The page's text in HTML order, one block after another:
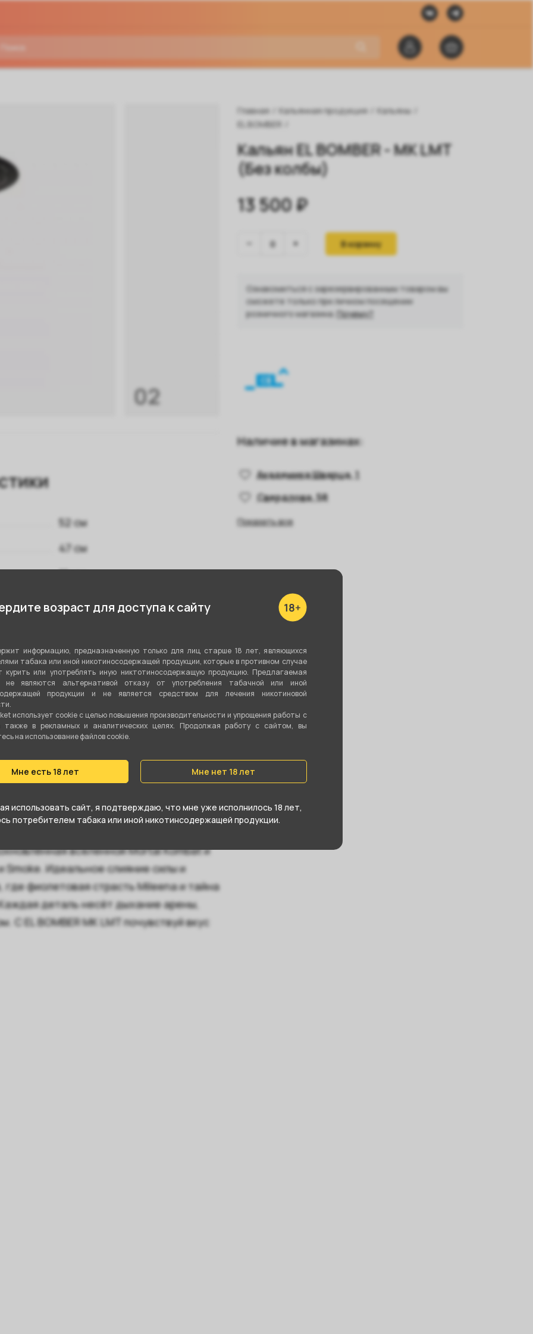
возраст для доступа к сайту
информацию, предназначенную только для лиц старше 18 лет, являющихся
табака или иной никотиносодержащей продукции, которые в противном случае
курить или употреблять иную никтотиносодержащую продукцию. Предлагаемая
не являются альтернативой отказу от употребления табачной или иной
продукции и не является средством для лечения никотиновой
использует cookie c целью повышения производительности и упрощения работы с
также в рекламных и аналитических целях. Продолжая работу с сайтом, вы
на использование файлов cookie.
Мне есть 18 лет Мне нет 18 лет
использовать сайт, я подтверждаю, что мне уже исполнилось 18 лет,
потребителем табака или иной никотинсодержащей продукции.
02
52 см
47 см
11 мм
Да
Уплотнитель
Боковая
Да
вселенной Mortal Kombat и
Идеальное слияние силы и
фиолетовая страсть Mileena и тайна
деталь несёт дыхание арены,
EL BOMBER MK LMT почувствуй вкус
Главная Кальянная продукция Кальяны
EL BOMBER
Кальян EL BOMBER - MK LMT
(Без колбы)
13 500 ₽
В корзину
Ознакомиться с зарезервированным товаром вы
сможете только при личном посещении
розничного магазина. Почему?
Наличие в магазинах:
Академика Шварца, 1
Свердлова, 58
Показать все